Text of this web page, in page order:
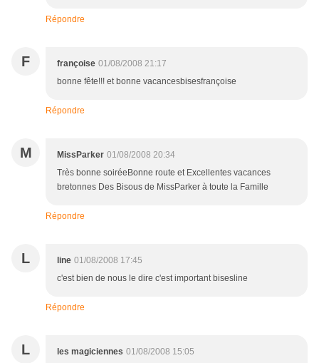
Répondre
F françoise 01/08/2008 21:17
bonne fête!!! et bonne vacancesbisesfrançoise
Répondre
M MissParker 01/08/2008 20:34
Très bonne soiréeBonne route et Excellentes vacances
bretonnes Des Bisous de MissParker à toute la Famille
Répondre
L line 01/08/2008 17:45
c'est bien de nous le dire c'est important bisesline
Répondre
L les magiciennes 01/08/2008 15:05